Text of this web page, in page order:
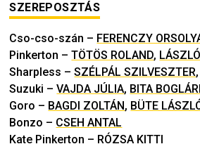
SZEREPOSZTÁS
Cso-cso-szán – FERENCZY
Pinkerton –TÖTÖS ROLAND,
Sharpless –SZÉLPÁL SZILVESZTER,
Suzuki –VAJDA JÚLIA, BITA
Goro – BAGDI ZOLTÁN, BÜTE
Bonzo – CSEH ANTAL
Kate Pinkerton – RÓZSA KITTI